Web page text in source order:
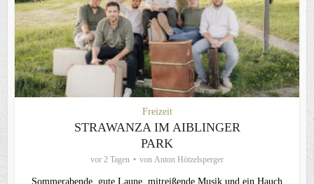
Freizeit
STRAWANZA IM AIBLINGER
PARK
vor 2 Tagen von Anton Hötzelsperger
Sommerabende, gute Laune, mitreißende Musik und ein Hauch